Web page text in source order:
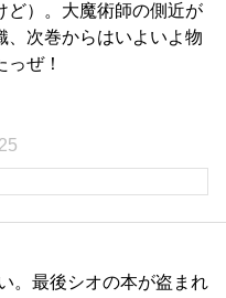
ど）。大魔術師の側近が
、次巻からはいよいよ物
ぜ！
最後シオの本が盗まれ